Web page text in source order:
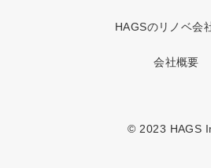
HAGSのリノベ会
会社概要
© 2023 HAGS